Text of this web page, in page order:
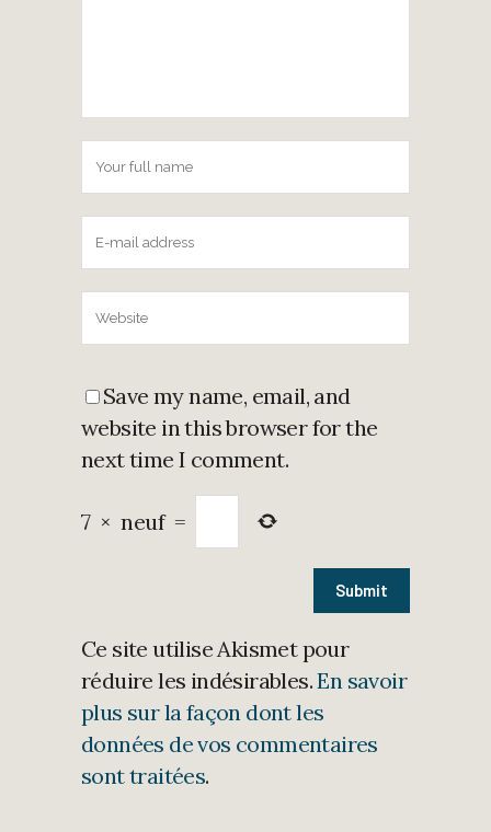
Save my name, email, and
website in this browser for the
next time I comment.
7 × neuf =
Ce site utilise Akismet pour
réduire les indésirables.En savoir
plus sur la façon dont les
données de vos commentaires
sont traitées.